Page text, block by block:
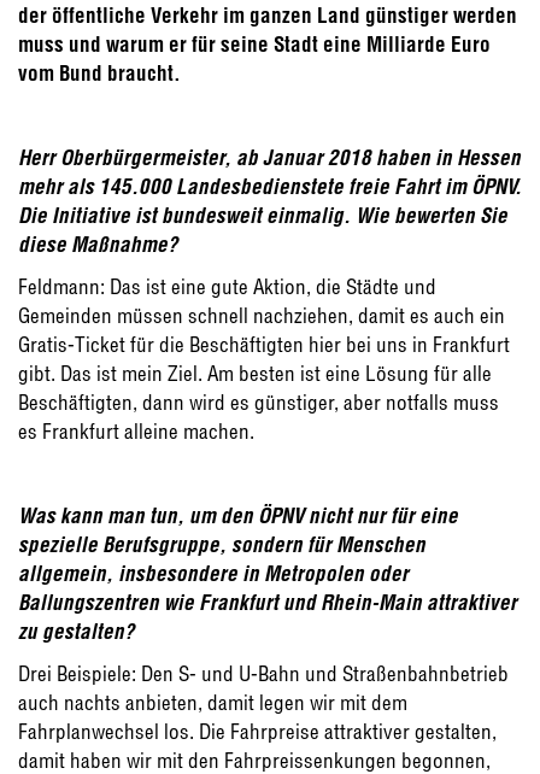
der öffentliche Verkehr im ganzen Land günstiger werden
muss und warum er für seine Stadt eine Milliarde Euro
vom Bund braucht.
Herr Oberbürgermeister, ab Januar 2018 haben in Hessen
mehr als 145.000 Landesbedienstete freie Fahrt im ÖPNV.
Die Initiative ist bundesweit einmalig. Wie bewerten Sie
diese Maßnahme?
Feldmann: Das ist eine gute Aktion, die Städte und
Gemeinden müssen schnell nachziehen, damit es auch ein
Gratis-Ticket für die Beschäftigten hier bei uns in Frankfurt
gibt. Das ist mein Ziel. Am besten ist eine Lösung für alle
Beschäftigten, dann wird es günstiger, aber notfalls muss
es Frankfurt alleine machen.
Was kann man tun, um den ÖPNV nicht nur für eine
spezielle Berufsgruppe, sondern für Menschen
allgemein, insbesondere in Metropolen oder
Ballungszentren wie Frankfurt und Rhein-Main attraktiver
zu gestalten?
Drei Beispiele: Den S- und U-Bahn und Straßenbahnbetrieb
auch nachts anbieten, damit legen wir mit dem
Fahrplanwechsel los. Die Fahrpreise attraktiver gestalten,
damit haben wir mit den Fahrpreissenkungen begonnen,